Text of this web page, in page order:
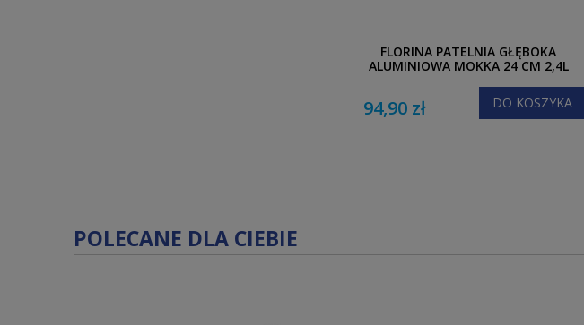
FLORINA PATELNIA GŁĘBOKA
ALUMINIOWA MOKKA 24 CM 2,4L
94,90 zł DO KOSZYKA
POLECANE DLA CIEBIE